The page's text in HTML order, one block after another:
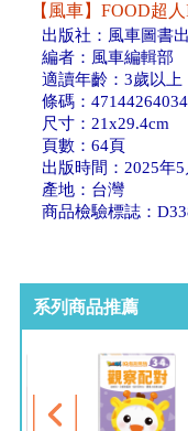
【風車】FOOD超
出版社：風車圖書
編者：風車編輯部
適讀年齡：3歲以上
條碼：
尺寸：21x29.4cm
頁數：64頁
出版時間：2025年5
產地：台灣
商品檢驗標誌：
系列商品推薦